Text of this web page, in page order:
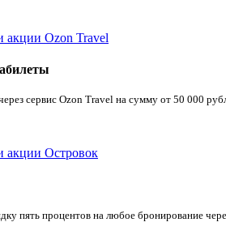
сервис Ozon Travel на сумму от 50 000
пять процентов на любое бронирование